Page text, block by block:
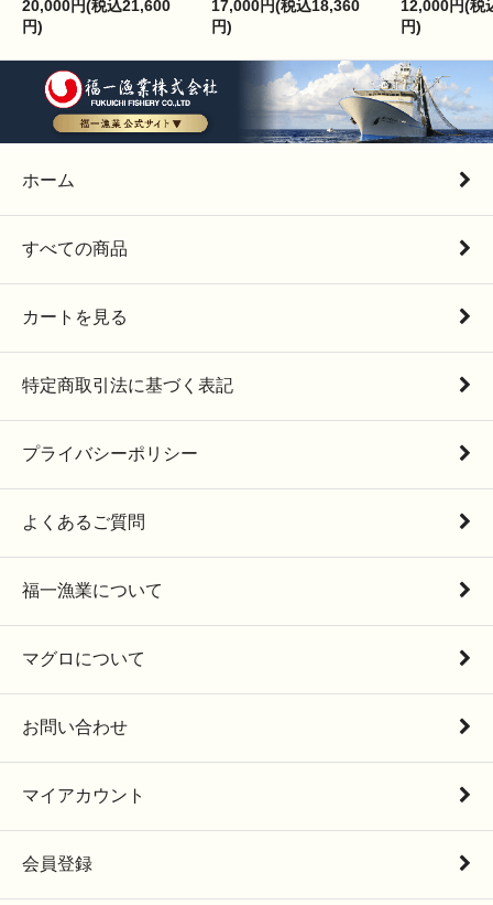
20,000円(税込21,600
円)
17,000円(税込18,360
円)
12,000円(税
円)
ホーム
すべての商品
カートを見る
特定商取引法に基づく表記
プライバシーポリシー
よくあるご質問
福一漁業について
マグロについて
お問い合わせ
マイアカウント
会員登録